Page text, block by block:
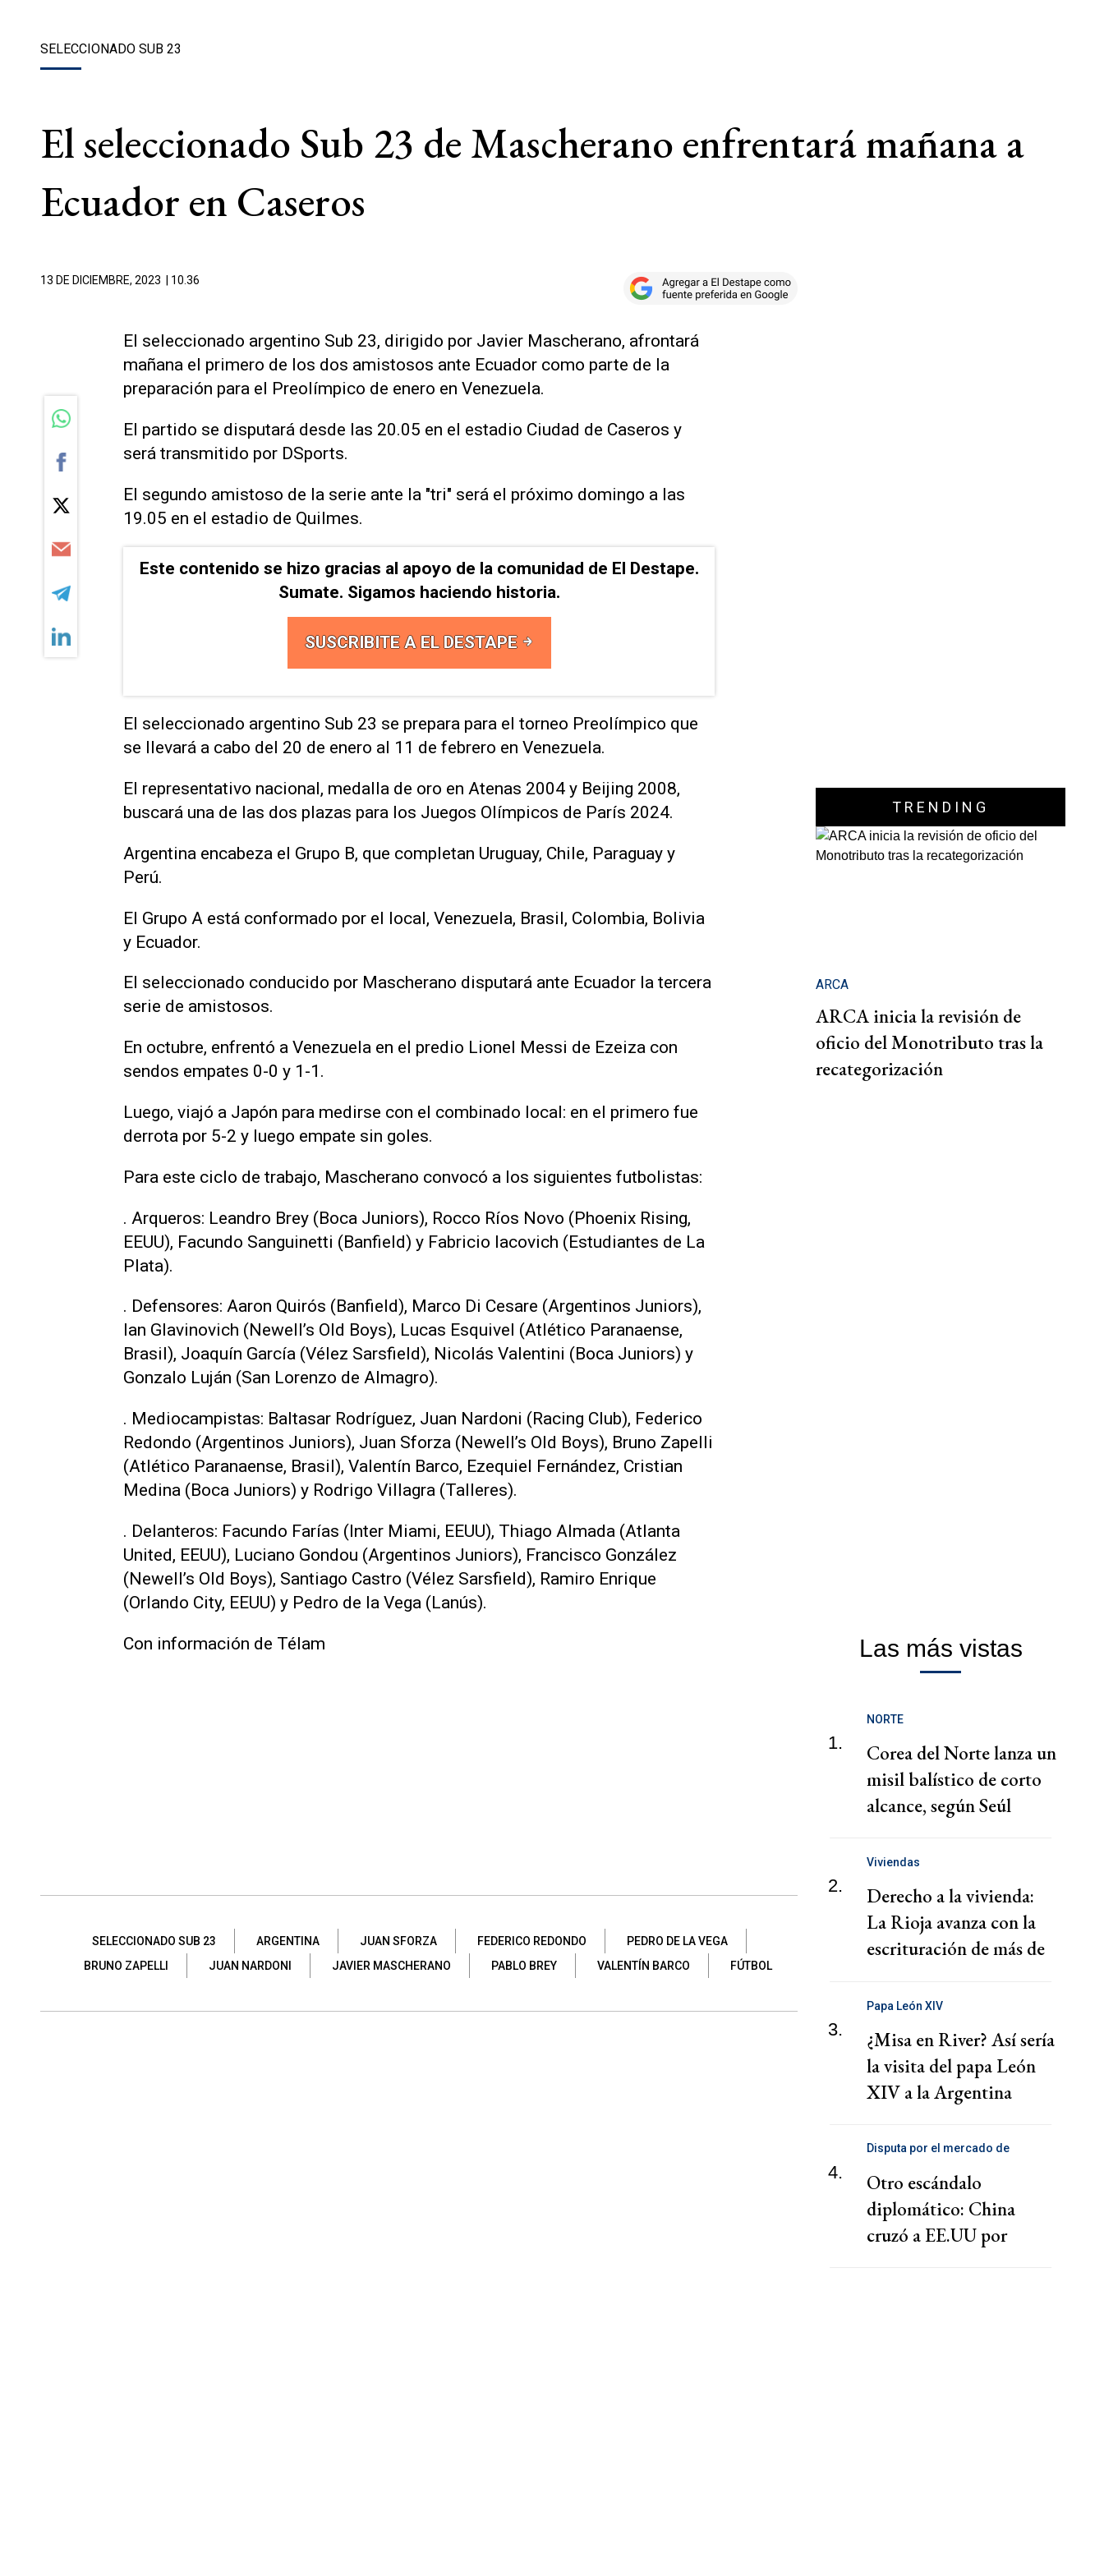
SELECCIONADO SUB 23
El seleccionado Sub 23 de Mascherano enfrentará mañana a
Ecuador en Caseros
13 DE DICIEMBRE, 2023 | 10.36
El seleccionado argentino Sub 23, dirigido por Javier Mascherano, afrontará
mañana el primero de los dos amistosos ante Ecuador como parte de la
preparación para el Preolímpico de enero en Venezuela.
El partido se disputará desde las 20.05 en el estadio Ciudad de Caseros y
será transmitido por DSports.
El segundo amistoso de la serie ante la "tri" será el próximo domingo a las
19.05 en el estadio de Quilmes.
Este contenido se hizo gracias al apoyo de la comunidad de El Destape.
Sumate. Sigamos haciendo historia.
SUSCRIBITE A EL DESTAPE
El seleccionado argentino Sub 23 se prepara para el torneo Preolímpico que
se llevará a cabo del 20 de enero al 11 de febrero en Venezuela.
El representativo nacional, medalla de oro en Atenas 2004 y Beijing 2008,
buscará una de las dos plazas para los Juegos Olímpicos de París 2024.
Argentina encabeza el Grupo B, que completan Uruguay, Chile, Paraguay y
Perú.
El Grupo A está conformado por el local, Venezuela, Brasil, Colombia, Bolivia
y Ecuador.
El seleccionado conducido por Mascherano disputará ante Ecuador la tercera
serie de amistosos.
En octubre, enfrentó a Venezuela en el predio Lionel Messi de Ezeiza con
sendos empates 0-0 y 1-1.
Luego, viajó a Japón para medirse con el combinado local: en el primero fue
derrota por 5-2 y luego empate sin goles.
Para este ciclo de trabajo, Mascherano convocó a los siguientes futbolistas:
. Arqueros: Leandro Brey (Boca Juniors), Rocco Ríos Novo (Phoenix Rising,
EEUU), Facundo Sanguinetti (Banfield) y Fabricio Iacovich (Estudiantes de La
Plata).
. Defensores: Aaron Quirós (Banfield), Marco Di Cesare (Argentinos Juniors),
Ian Glavinovich (Newell’s Old Boys), Lucas Esquivel (Atlético Paranaense,
Brasil), Joaquín García (Vélez Sarsfield), Nicolás Valentini (Boca Juniors) y
Gonzalo Luján (San Lorenzo de Almagro).
. Mediocampistas: Baltasar Rodríguez, Juan Nardoni (Racing Club), Federico
Redondo (Argentinos Juniors), Juan Sforza (Newell’s Old Boys), Bruno Zapelli
(Atlético Paranaense, Brasil), Valentín Barco, Ezequiel Fernández, Cristian
Medina (Boca Juniors) y Rodrigo Villagra (Talleres).
. Delanteros: Facundo Farías (Inter Miami, EEUU), Thiago Almada (Atlanta
United, EEUU), Luciano Gondou (Argentinos Juniors), Francisco González
(Newell’s Old Boys), Santiago Castro (Vélez Sarsfield), Ramiro Enrique
(Orlando City, EEUU) y Pedro de la Vega (Lanús).
Con información de Télam
SELECCIONADO SUB 23 ARGENTINA JUAN SFORZA FEDERICO REDONDO
PEDRO DE LA VEGA
BRUNO ZAPELLI
JUAN NARDONI JAVIER MASCHERANO PABLO BREY VALENTÍN BARCO FÚTBOL
TRENDING
ARCA
ARCA inicia la revisión de
oficio del Monotributo tras la
recategorización
Las más vistas
1.
NORTE
Corea del Norte lanza un
misil balístico de corto
alcance, según Seúl
2.
Viviendas
Derecho a la vivienda:
La Rioja avanza con la
escrituración de más de
3.
Papa León XIV
¿Misa en River? Así sería
la visita del papa León
XIV a la Argentina
4.
Disputa por el mercado de
Otro escándalo
diplomático: China
cruzó a EE.UU por